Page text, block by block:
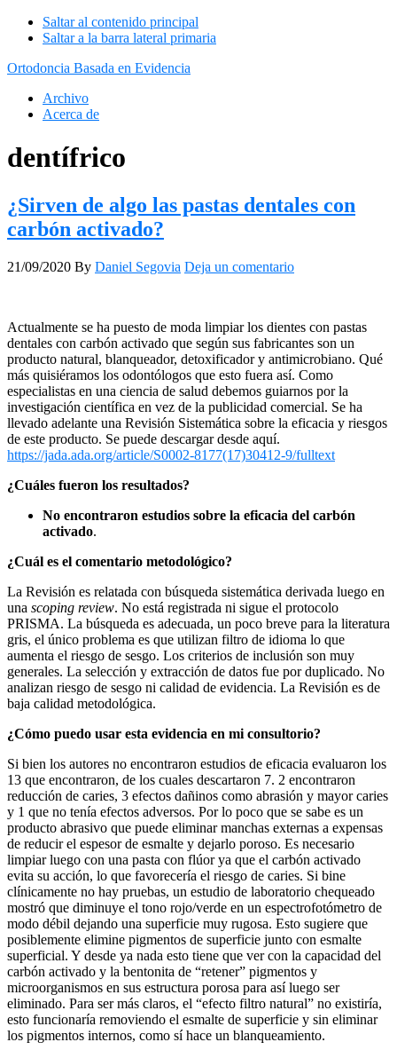
Saltar al contenido principal
Saltar a la barra lateral primaria
Ortodoncia Basada en Evidencia
Archivo
Acerca de
dentífrico
¿Sirven de algo las pastas dentales con
carbón activado?
21/09/2020 By Daniel Segovia Deja un comentario
Actualmente se ha puesto de moda limpiar los dientes con pastas
dentales con carbón activado que según sus fabricantes son un
producto natural, blanqueador, detoxificador y antimicrobiano. Qué
más quisiéramos los odontólogos que esto fuera así. Como
especialistas en una ciencia de salud debemos guiarnos por la
investigación científica en vez de la publicidad comercial. Se ha
llevado adelante una Revisión Sistemática sobre la eficacia y riesgos
de este producto. Se puede descargar desde aquí.
https://jada.ada.org/article/S0002-8177(17)30412-9/fulltext
¿Cuáles fueron los resultados?
No encontraron estudios sobre la eficacia del carbón
activado.
¿Cuál es el comentario metodológico?
La Revisión es relatada con búsqueda sistemática derivada luego en
una scoping review. No está registrada ni sigue el protocolo
PRISMA. La búsqueda es adecuada, un poco breve para la literatura
gris, el único problema es que utilizan filtro de idioma lo que
aumenta el riesgo de sesgo. Los criterios de inclusión son muy
generales. La selección y extracción de datos fue por duplicado. No
analizan riesgo de sesgo ni calidad de evidencia. La Revisión es de
baja calidad metodológica.
¿Cómo puedo usar esta evidencia en mi consultorio?
Si bien los autores no encontraron estudios de eficacia evaluaron los
13 que encontraron, de los cuales descartaron 7. 2 encontraron
reducción de caries, 3 efectos dañinos como abrasión y mayor caries
y 1 que no tenía efectos adversos. Por lo poco que se sabe es un
producto abrasivo que puede eliminar manchas externas a expensas
de reducir el espesor de esmalte y dejarlo poroso. Es necesario
limpiar luego con una pasta con flúor ya que el carbón activado
evita su acción, lo que favorecería el riesgo de caries. Si bine
clínicamente no hay pruebas, un estudio de laboratorio chequeado
mostró que diminuye el tono rojo/verde en un espectrofotómetro de
modo débil dejando una superficie muy rugosa. Esto sugiere que
posiblemente elimine pigmentos de superficie junto con esmalte
superficial. Y desde ya nada esto tiene que ver con la capacidad del
carbón activado y la bentonita de “retener” pigmentos y
microorganismos en sus estructura porosa para así luego ser
eliminado. Para ser más claros, el “efecto filtro natural” no existiría,
esto funcionaría removiendo el esmalte de superficie y sin eliminar
los pigmentos internos, como sí hace un blanqueamiento.